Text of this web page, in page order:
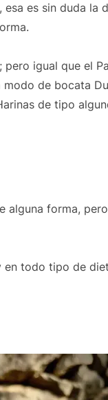
esa es sin duda la
pero igual que el
de bocata
de tipo
alguna forma,
en todo tipo de